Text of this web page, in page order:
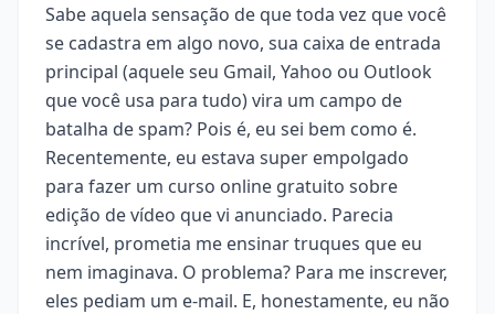
Sabe aquela sensação de que toda vez que você
se cadastra em algo novo, sua caixa de entrada
principal (aquele seu Gmail, Yahoo ou Outlook
que você usa para tudo) vira um campo de
batalha de spam? Pois é, eu sei bem como é.
Recentemente, eu estava super empolgado
para fazer um curso online gratuito sobre
edição de vídeo que vi anunciado. Parecia
incrível, prometia me ensinar truques que eu
nem imaginava. O problema? Para me inscrever,
eles pediam um e-mail. E, honestamente, eu não